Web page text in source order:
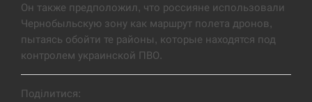
СЕРПЕНЬ
12:10
У США зафіксували рекордний спалах
циклоспорозу, захворіли понад 10 тисяч…
СЕРПЕНЬ
Он также предположил, что россияне использовали
Чернобыльскую зону как маршрут полета дронов,
пытаясь обойти те районы, которые находятся под
контролем украинской ПВО.
Поділитися: